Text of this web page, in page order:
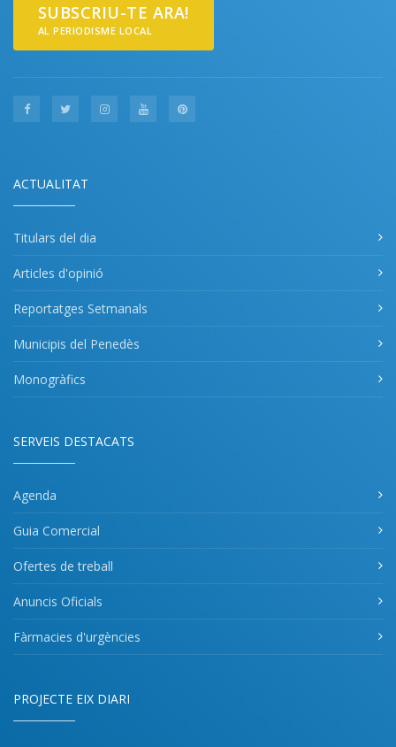
SUBSCRIU-TE ARA!
AL PERIODISME LOCAL
ACTUALITAT
Titulars del dia
Articles d'opinió
Reportatges Setmanals
Municipis del Penedès
Monogràfics
SERVEIS DESTACATS
Agenda
Guia Comercial
Ofertes de treball
Anuncis Oficials
Fàrmacies d'urgències
PROJECTE EIX DIARI